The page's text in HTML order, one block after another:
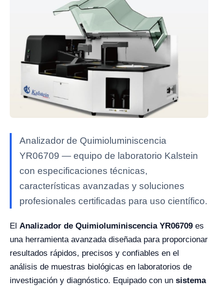
Analizador de Quimioluminiscencia
YR06709 — equipo de laboratorio Kalstein
con especificaciones técnicas,
características avanzadas y soluciones
profesionales certificadas para uso científico.
El Analizador de Quimioluminiscencia YR06709 es
una herramienta avanzada diseñada para proporcionar
resultados rápidos, precisos y confiables en el
análisis de muestras biológicas en laboratorios de
investigación y diagnóstico. Equipado con un sistema